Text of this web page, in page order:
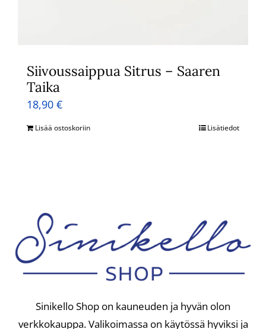
Siivoussaippua Sitrus – Saaren
Taika
18,90 €
Lisää ostoskoriin Lisätiedot
Sinikello Shop on kauneuden ja hyvän olon
verkkokauppa. Valikoimassa on käytössä hyviksi ja